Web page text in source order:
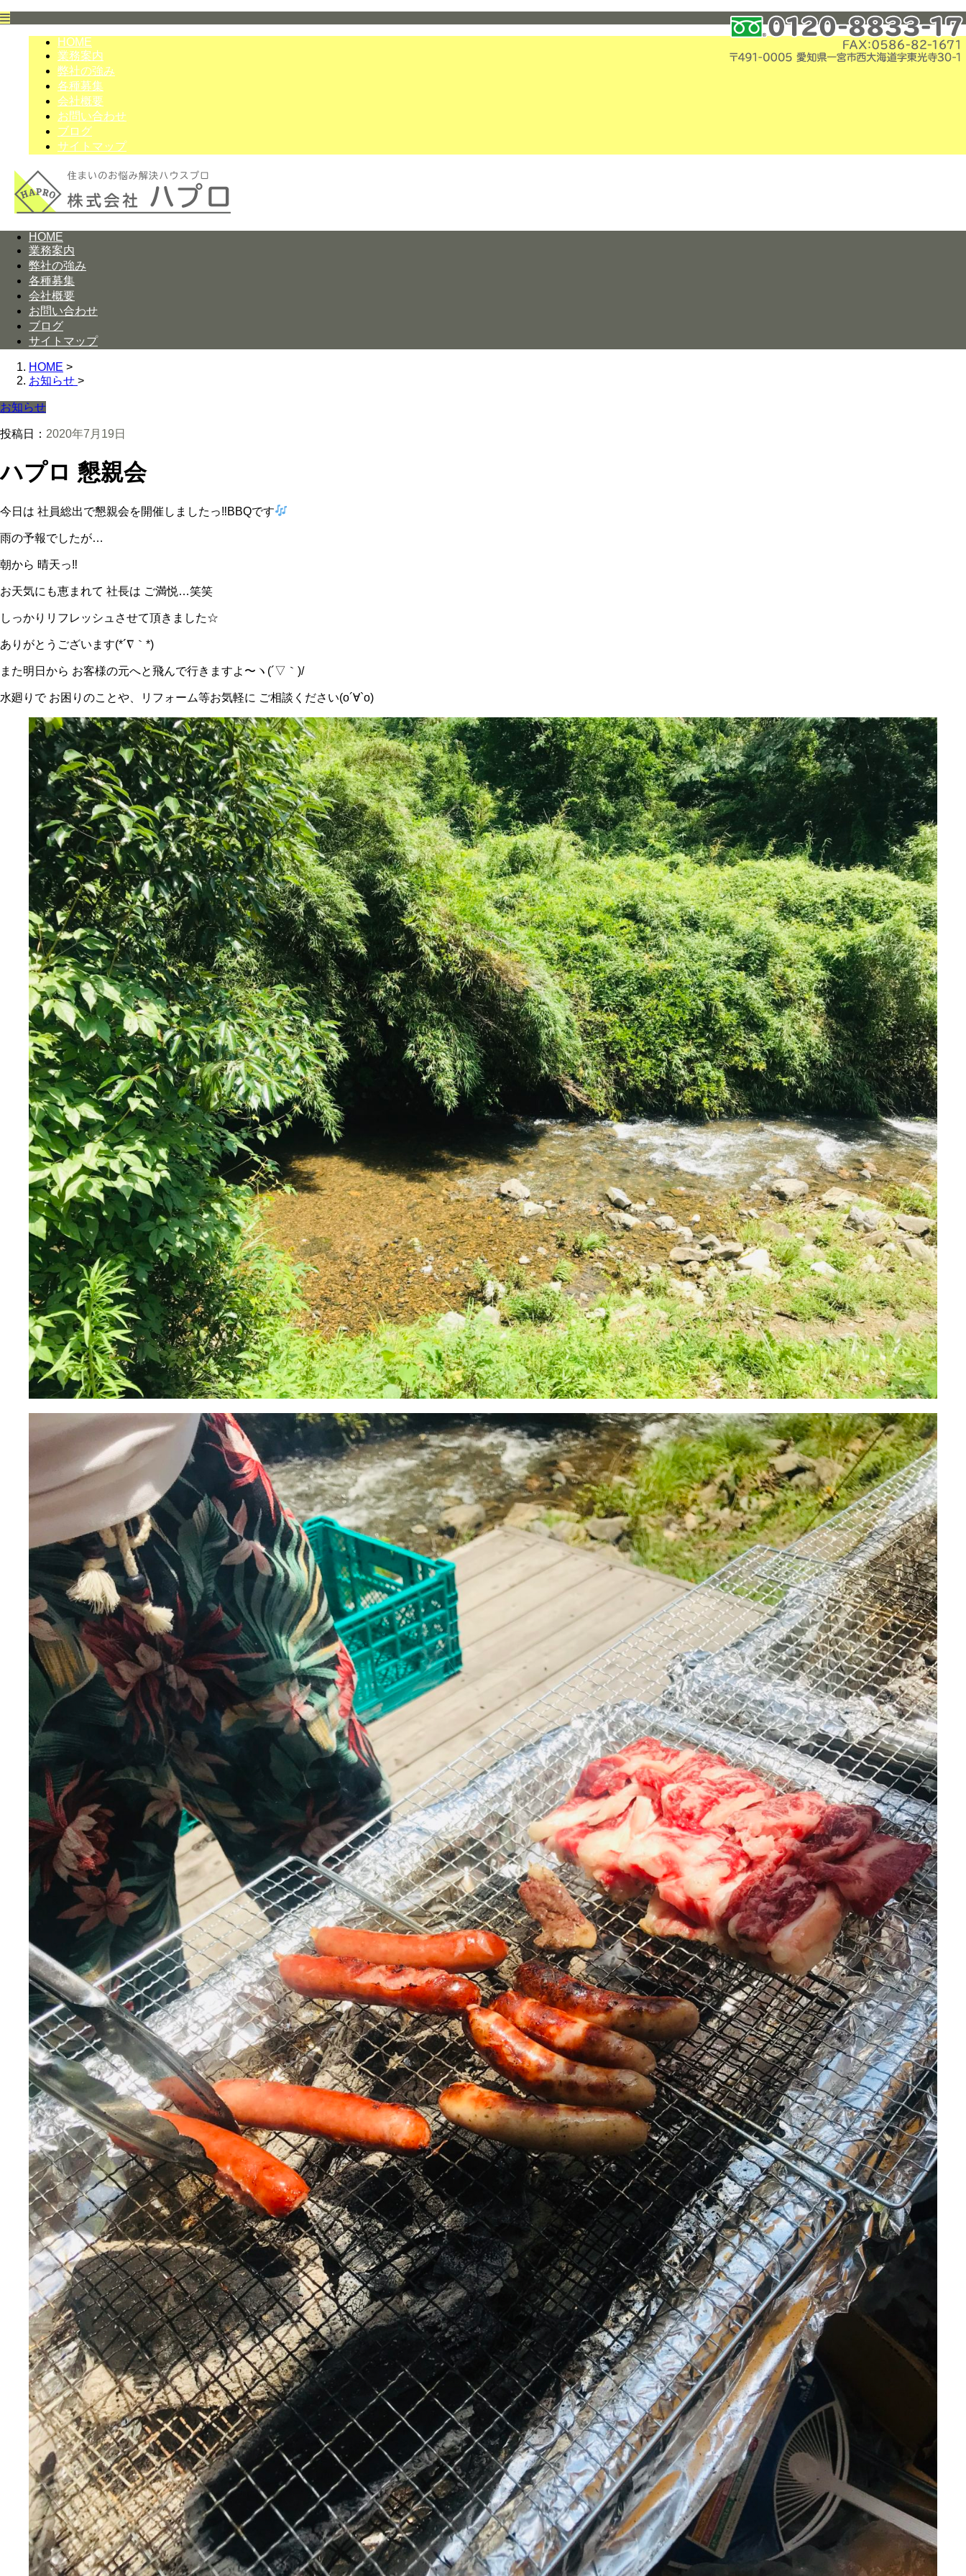
HOME
業務案内
弊社の強み
各種募集
会社概要
お問い合わせ
ブログ
サイトマップ
HOME
業務案内
弊社の強み
各種募集
会社概要
お問い合わせ
ブログ
サイトマップ
HOME >
お知らせ >
お知らせ
投稿日： 2020年7月19日
ハプロ 懇親会
今日は 社員総出で懇親会を開催しましたっ‼︎BBQです
雨の予報でしたが…
朝から 晴天っ‼︎
お天気にも恵まれて 社長は ご満悦…笑笑
しっかりリフレッシュさせて頂きました☆
ありがとうございます(*´∇｀*)
また明日から お客様の元へと飛んで行きますよ〜ヽ(´▽｀)/
水廻りで お困りのことや、リフォーム等お気軽に ご相談ください(о´∀`о)